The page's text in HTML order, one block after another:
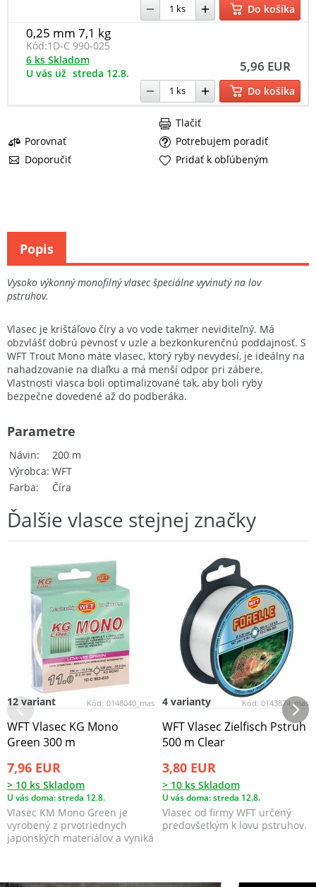
Do košíka
0,25 mm 7,1 kg
Kód:1D-C 990-025
5,96 EUR
6 ks Skladom
U vás už streda 12.8.
Do košíka
Porovnať
Potrebujem poradiť
Doporučiť
Tlačiť
Pridať k obľúbeným
Vysoko výkonný monofilný vlasec špeciálne vyvinutý na lov
pstruhov.
Vlasec je krištáľovo číry a vo vode takmer neviditeľný. Má
obzvlášť dobrú pevnosť v uzle a bezkonkurenčnú poddajnosť. S
WFT Trout Mono máte vlasec, ktorý ryby nevydesí, je ideálny na
nahadzovanie na diaľku a má menší odpor pri zábere.
Vlastnosti vlasca boli optimalizované tak, aby boli ryby
bezpečne dovedené až do podberáka.
Návin
200 m
Výrobca WFT
Farba
Číra
Parametre
Popis
Ďalšie vlasce stejnej značky
Kód: 0148040_mas
12 variant
WFT Vlasec KG Mono
Green 300 m
7,96 EUR
> 10 ks Skladom
U vás doma: streda 12.8.
Vlasec KM Mono Green je
vyrobený z prvotriednych
japonských materiálov a vyniká
Kód: 0143874_mas
4 varianty
WFT Vlasec Zielfisch Pstruh
500 m Clear
3,80 EUR
> 10 ks Skladom
U vás doma: streda 12.8.
Vlasec od firmy WFT určený
predovšetkým k lovu pstruhov.